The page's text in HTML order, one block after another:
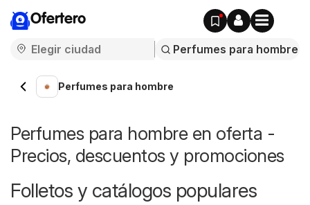
Ofertero
Perfumes para hombre
Perfumes para hombre en oferta -
Precios, descuentos y promociones
Folletos y catálogos populares